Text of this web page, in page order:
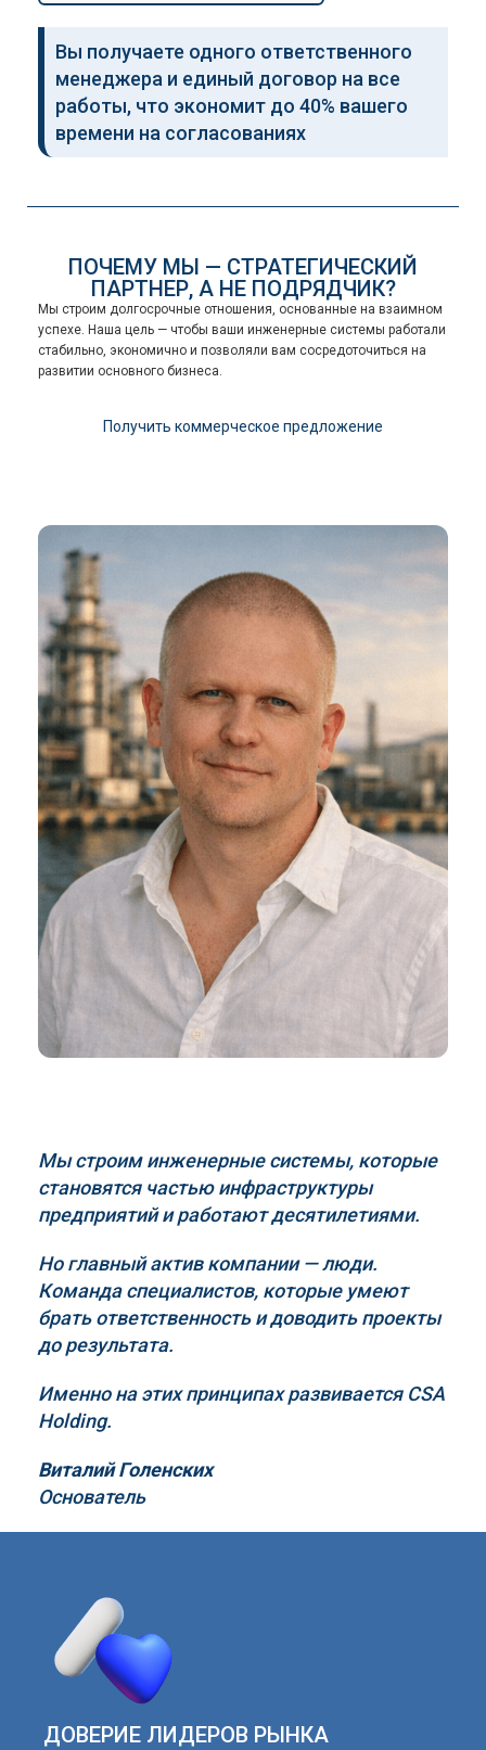
Вы получаете одного ответственного
менеджера и единый договор на все
работы, что экономит до 40% вашего
времени на согласованиях
ПОЧЕМУ МЫ — СТРАТЕГИЧЕСКИЙ
ПАРТНЕР, А НЕ ПОДРЯДЧИК?
Мы строим долгосрочные отношения, основанные на взаимном
успехе. Наша цель — чтобы ваши инженерные системы работали
стабильно, экономично и позволяли вам сосредоточиться на
развитии основного бизнеса.
Получить коммерческое предложение
Мы строим инженерные системы, которые
становятся частью инфраструктуры
предприятий и работают десятилетиями.
Но главный актив компании — люди.
Команда специалистов, которые умеют
брать ответственность и доводить проекты
до результата.
Именно на этих принципах развивается CSA
Holding.
Виталий Голенских
Основатель
ДОВЕРИЕ ЛИДЕРОВ РЫНКА